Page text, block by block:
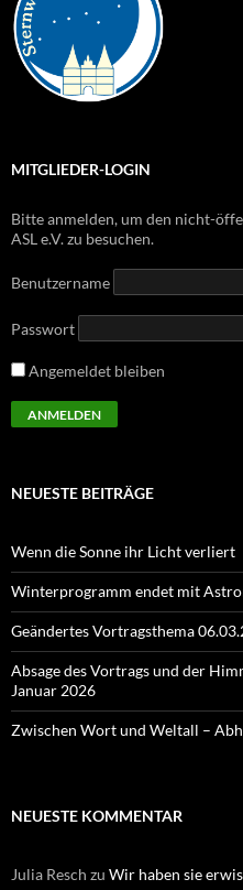
MITGLIEDER-LOGIN
Bitte anmelden, um den nicht-
ASL e.V. zu besuchen.
Benutzername
Passwort
Angemeldet bleiben
NEUESTE BEITRÄGE
Wenn die Sonne ihr Licht verliert
Winterprogramm endet mit
Geändertes Vortragsthema
Absage des Vortrags und der
Januar 2026
Zwischen Wort und Weltall –
NEUESTE KOMMENTAR
Julia Resch zu Wir haben sie